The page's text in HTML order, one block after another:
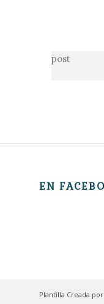
post
EN
Plantilla Creada por